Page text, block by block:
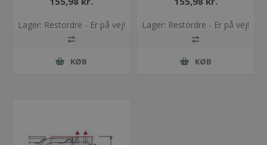
Lager: Restordre - Er på vej!
KØB
Lager: Restordre - Er på vej!
KØB